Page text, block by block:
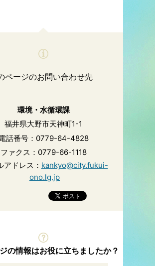
ページのお問い合わせ先
環境・水循環課
福井県大野市天神町1-1
話番号：0779-64-4828
ファクス：0779-66-1118
アドレス： kankyo@city.fukui-
ono.lg.jp
の情報はお役に立ちましたか？